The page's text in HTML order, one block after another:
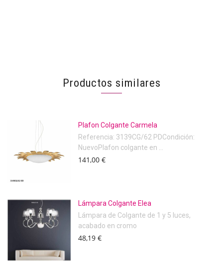
Productos similares
Plafon Colgante Carmela
Referencia: 3139CG/62 PDCondición:
NuevoPlafon colgante en ...
141,00 €
Lámpara Colgante Elea
Lámpara de Colgante de 1 y 5 luces,
acabado en cromo
48,19 €